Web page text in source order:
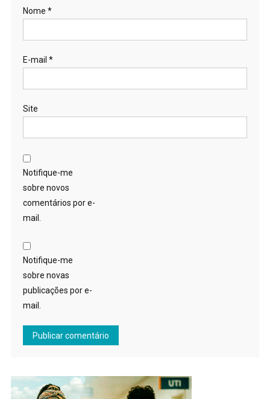
Nome *
E-mail *
Site
Notifique-me
sobre novos
comentários por e-
mail.
Notifique-me
sobre novas
publicações por e-
mail.